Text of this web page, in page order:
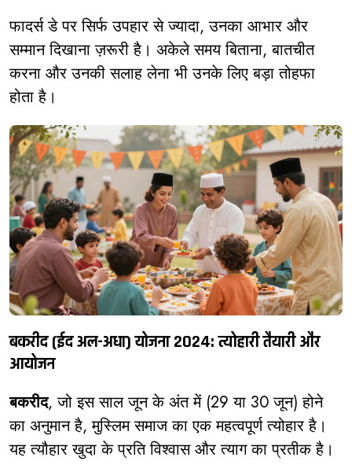
फादर्स डे पर सिर्फ उपहार से ज्यादा, उनका आभार और
सम्मान दिखाना ज़रूरी है। अकेले समय बिताना, बातचीत
करना और उनकी सलाह लेना भी उनके लिए बड़ा तोहफा
होता है।
बकरीद (ईद अल-अधा) योजना 2024: त्योहारी तैयारी और
आयोजन
बकरीद, जो इस साल जून के अंत में (29 या 30 जून) होने
का अनुमान है, मुस्लिम समाज का एक महत्वपूर्ण त्योहार है।
यह त्यौहार खुदा के प्रति विश्वास और त्याग का प्रतीक है।